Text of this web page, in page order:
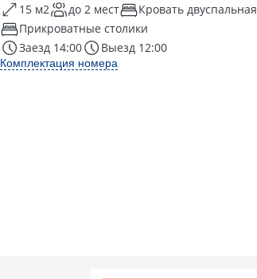
15 м2 до 2 мест
Кровать двуспальная
Прикроватные столики
Заезд 14:00
Выезд 12:00
Комплектация номера